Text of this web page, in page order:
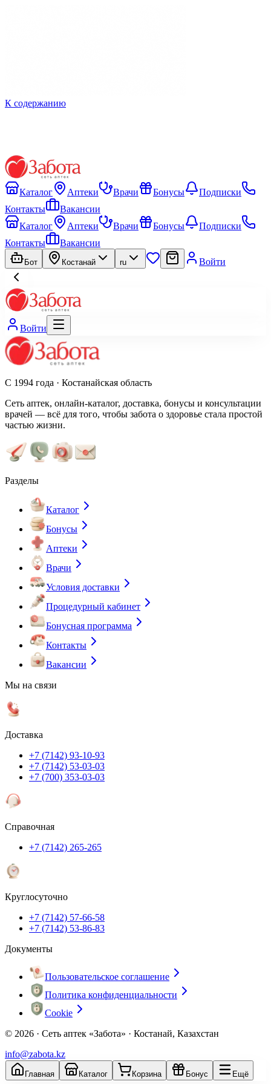
К содержанию
Каталог Аптеки Врачи Бонусы
Подписки
Контакты
Вакансии
Каталог
Аптеки Врачи Бонусы
Подписки
Контакты
Вакансии
Бот Костанай ru Войти
Войти
С 1994 года · Костанайская область
Сеть аптек, онлайн-каталог, доставка, бонусы и консультации
врачей — всё для того, чтобы забота о здоровье стала простой
частью жизни.
Разделы
Каталог
Бонусы
Аптеки
Врачи
Условия доставки
Процедурный кабинет
Бонусная программа
Контакты
Вакансии
Мы на связи
Доставка
+7 (7142) 93-10-93
+7 (7142) 53-03-03
+7 (700) 353-03-03
Справочная
+7 (7142) 265-265
Круглосуточно
+7 (7142) 57-66-58
+7 (7142) 53-86-83
Документы
Пользовательское соглашение
Политика конфиденциальности
Cookie
© 2026 · Сеть аптек «Забота» · Костанай, Казахстан
info@zabota.kz
Главная Каталог Корзина Бонус Ещё